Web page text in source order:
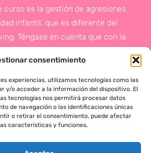
consentimiento
experiencias, utilizamos tecnologías como las
y/o acceder a la información del dispositivo. El
tecnologías nos permitirá procesar datos
de navegación o las identificaciones únicas
o retirar el consentimiento, puede afectar
características y funciones.
curso es la gestión de agresiones
infantil, que es diferente del
Téngase en cuenta que con la
a un problema que suele aparecer
como es el acoso.
enlace: